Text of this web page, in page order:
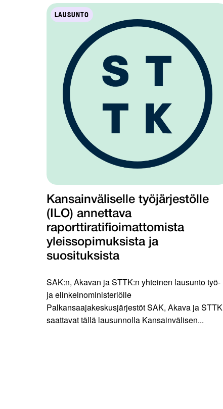
LAUSUNTO
Kansainväliselle työjärjestölle
(ILO) annettava
raporttiratifioimattomista
yleissopimuksista ja
suosituksista
SAK:n, Akavan ja STTK:n yhteinen lausunto työ-
ja elinkeinoministeriölle
Palkansaajakeskusjärjestöt SAK, Akava ja STTK
saattavat tällä lausunnolla Kansainvälisen...